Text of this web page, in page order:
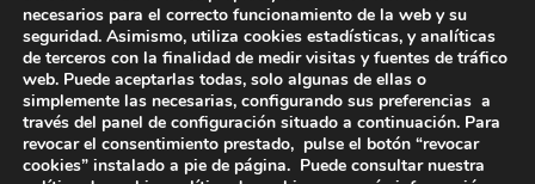
916 657 426
© 2024 Agrupación Baloncesto de Villaviciosa de Odón.
Aviso Legal
necesarios para el correcto funcionamiento de la web y su
seguridad. Asimismo, utiliza cookies estadísticas, y analíticas
de terceros con la finalidad de medir visitas y fuentes de tráfico
web. Puede aceptarlas todas, solo algunas de ellas o
simplemente las necesarias, configurando sus preferencias a
través del panel de configuración situado a continuación. Para
revocar el consentimiento prestado, pulse el botón “revocar
cookies” instalado a pie de página. Puede consultar nuestra